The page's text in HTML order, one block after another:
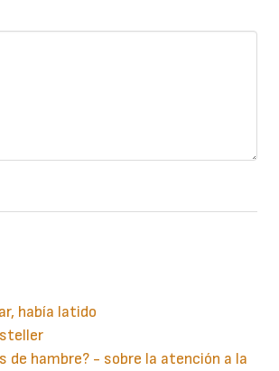
había latido
de hambre? - sobre la atención a la